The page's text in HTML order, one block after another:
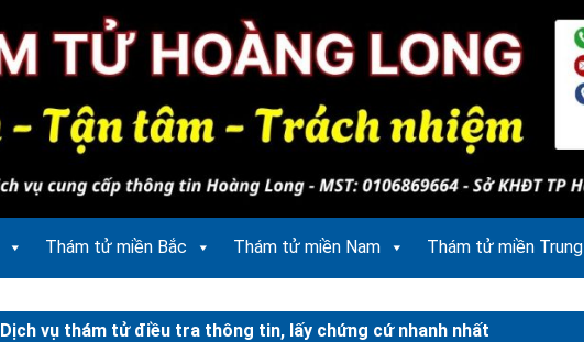
Thám tử miền Bắc Thám tử miền Nam Thám tử miền Trung
Dịch vụ thám tử điều tra thông tin, lấy chứng cứ nhanh nhất